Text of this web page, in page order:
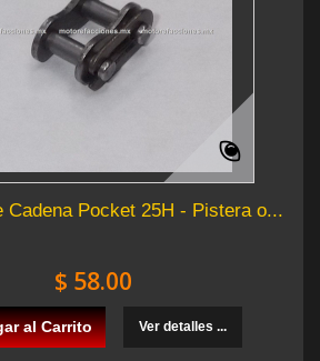
Cadena Pocket 25H - Pistera o...
$ 58.00
al Carrito Ver detalles ...